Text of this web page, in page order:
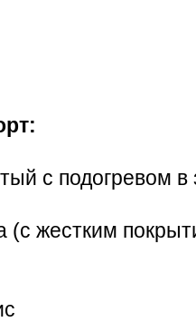
с подогревом
(с жестким